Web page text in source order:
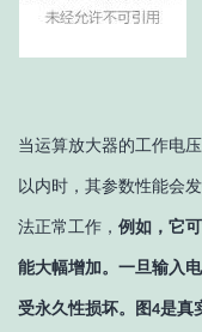
当运算放大器的工作电
以内时，其参数性能会
法正常工作， 例如，它
能大幅增加。一旦输入
受永久性损坏。 图4是真